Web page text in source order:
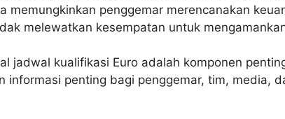
memungkinkan penggemar merencanakan
melewatkan kesempatan untuk
jadwal kualifikasi Euro adalah komponen
informasi penting bagi penggemar, tim, media,